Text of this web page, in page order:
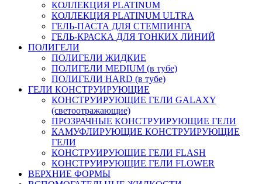
КОЛЛЕКЦИЯ PLATINUM
КОЛЛЕКЦИЯ PLATINUM ULTRA
ГЕЛЬ-ПАСТА ДЛЯ СТЕМПИНГА
ГЕЛЬ-КРАСКА ДЛЯ ТОНКИХ ЛИНИЙ
ПОЛИГЕЛИ
ПОЛИГЕЛИ ЖИДКИЕ
ПОЛИГЕЛИ MEDIUM (в тубе)
ПОЛИГЕЛИ HARD (в тубе)
ГЕЛИ КОНСТРУИРУЮЩИЕ
КОНСТРУИРУЮЩИЕ ГЕЛИ GALAXY
(светоотражающие)
ПРОЗРАЧНЫЕ КОНСТРУИРУЮЩИЕ ГЕЛИ
КАМУФЛИРУЮЩИЕ КОНСТРУИРУЮЩИЕ
ГЕЛИ
КОНСТРУИРУЮЩИЕ ГЕЛИ FLASH
КОНСТРУИРУЮЩИЕ ГЕЛИ FLOWER
ВЕРХНИЕ ФОРМЫ